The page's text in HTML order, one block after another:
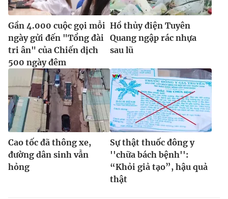
Gần 4.000 cuộc gọi mỗi
ngày gửi đến "Tổng đài
tri ân" của Chiến dịch
500 ngày đêm
Hồ thủy điện Tuyên
Quang ngập rác nhựa
sau lũ
Cao tốc đã thông xe,
đường dân sinh vẫn
hỏng
Sự thật thuốc đông y
''chữa bách bệnh'':
“Khỏi giả tạo”, hậu quả
thật